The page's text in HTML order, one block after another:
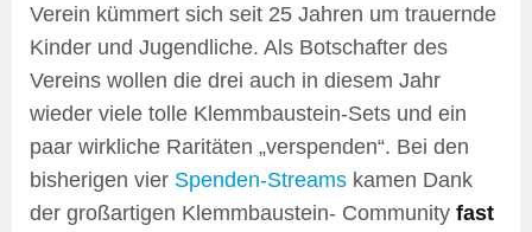
Verein kümmert sich seit 25 Jahren um trauernde
Kinder und Jugendliche. Als Botschafter des
Vereins wollen die drei auch in diesem Jahr
wieder viele tolle Klemmbaustein-Sets und ein
paar wirkliche Raritäten „verspenden“. Bei den
bisherigen vier Spenden-Streams kamen Dank
der großartigen Klemmbaustein- Community fast